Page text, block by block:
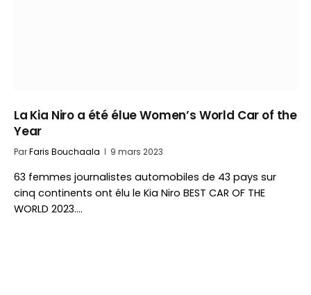
La Kia Niro a été élue Women’s World Car of the
Year
ParFaris Bouchaala 9 mars 2023
63 femmes journalistes automobiles de 43 pays sur
cinq continents ont élu le Kia Niro BEST CAR OF THE
WORLD 2023.…